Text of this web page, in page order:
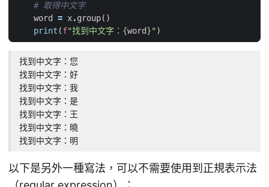
# 取得中文字
word
= x.group()
print (f"找到中文字： {word}")
找到中文字：您
找到中文字：好
找到中文字：我
找到中文字：是
找到中文字：王
找到中文字：曉
找到中文字：明
以下是另外一種寫法，可以不需要使用到正規表示法